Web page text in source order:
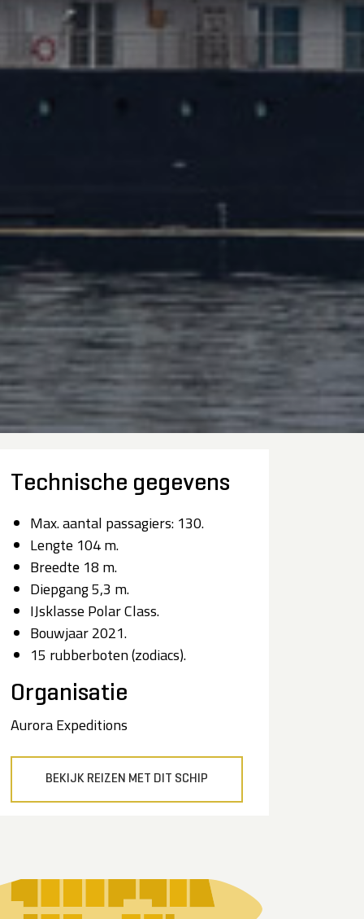
Technische gegevens
Max. aantal passagiers: 130.
Lengte 104 m.
Breedte 18 m.
Diepgang 5,3 m.
IJsklasse Polar Class.
Bouwjaar 2021.
15 rubberboten (zodiacs).
Organisatie
Aurora Expeditions
BEKIJK REIZEN MET DIT SCHIP